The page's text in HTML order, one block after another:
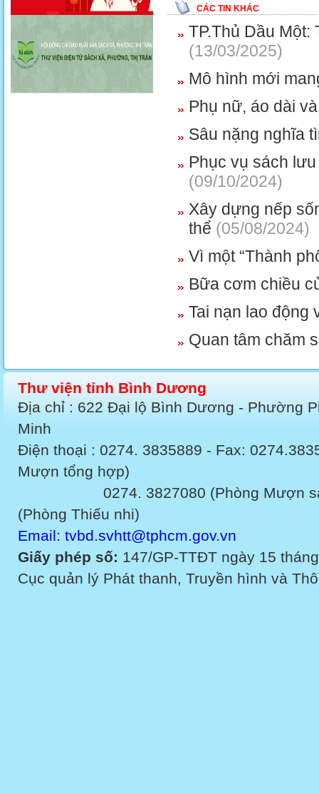
CÁC TIN KHÁC
TP.Thủ Dầu
(13/03/2025)
Mô hình mới
Phụ nữ, áo dài
Sâu nặng nghĩa
Phục vụ sách
(09/10/2024)
Xây dựng nếp
thể (05/08/2024)
Vì một “Thành
Bữa cơm chiều
Tai nạn lao động
Quan tâm chăm
Thư viện tỉnh Bình Dương
Địa chỉ : 622 Đại lộ Bình Dương - Phường
Minh
Điện thoại : 0274. 3835889 - Fax:
Mượn tổng hợp)
0274. 3827080 (Phòng Mượn sách
(Phòng Thiếu nhi)
Email: tvbd.svhtt@tphcm.gov.vn
Giấy phép số: 147/GP-TTĐT ngày 15
Cục quản lý Phát thanh, Truyền hình và